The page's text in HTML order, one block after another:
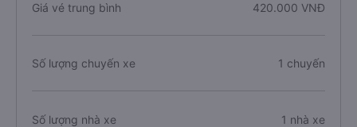
Giá vé trung bình 420.000 VNĐ
Số lượng chuyến xe 1 chuyến
Số lượng nhà xe 1 nhà xe